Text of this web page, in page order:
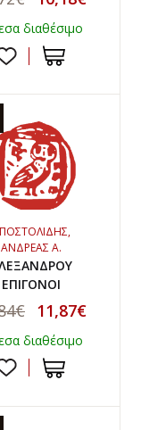
διαθέσιμο
ΑΝΔΡΕΑΣ Α.
ΕΠΙΓΟΝΟΙ
11,87€
διαθέσιμο